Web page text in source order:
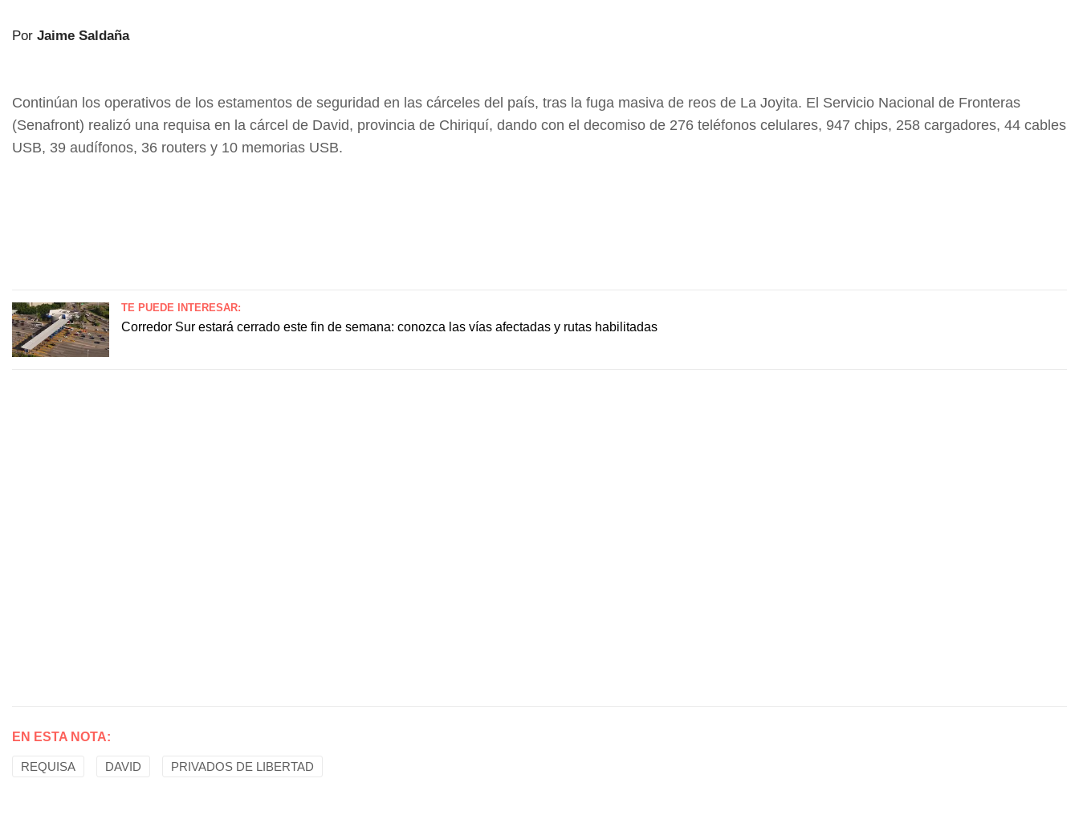
Por Jaime Saldaña
Continúan los operativos de los estamentos de seguridad en las cárceles del país, tras la fuga masiva de reos de La Joyita. El Servicio Nacional de Fronteras
(Senafront) realizó una requisa en la cárcel de David, provincia de Chiriquí, dando con el decomiso de 276 teléfonos celulares, 947 chips, 258 cargadores, 44 cables
USB, 39 audífonos, 36 routers y 10 memorias USB.
TE PUEDE INTERESAR:
Corredor Sur estará cerrado este fin de semana: conozca las vías afectadas y rutas habilitadas
EN ESTA NOTA:
REQUISA DAVID PRIVADOS DE LIBERTAD